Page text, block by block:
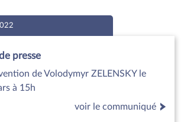
presse
de Volodymyr ZELENSKY le
à 15h
voir le communiqué